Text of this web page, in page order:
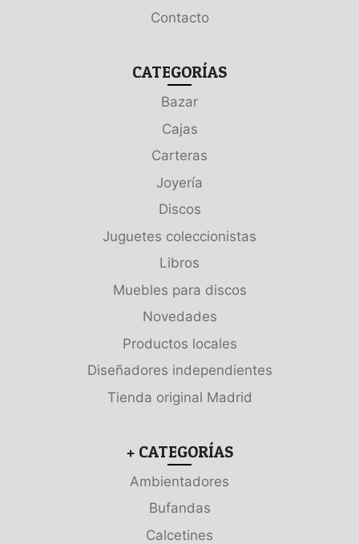
Contacto
CATEGORÍAS
Bazar
Cajas
Carteras
Joyería
Discos
Juguetes coleccionistas
Libros
Muebles para discos
Novedades
Productos locales
Diseñadores independientes
Tienda original Madrid
+ CATEGORÍAS
Ambientadores
Bufandas
Calcetines